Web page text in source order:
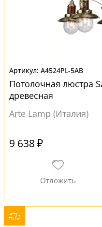
A4524PL-5AB
Потолочная люстра
древесная
Arte Lamp (Италия)
9 638 ₽